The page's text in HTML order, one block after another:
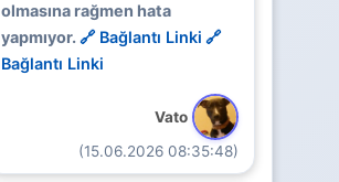
olmasına rağmen hata
yapmıyor.🔗 Bağlantı Linki 🔗
Bağlantı Linki
Vato
(15.06.2026 08:35:48)